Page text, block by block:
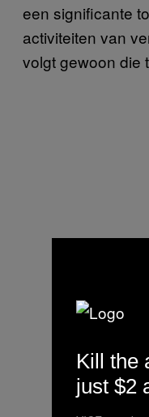
een significante
activiteiten van
volgt gewoon die
Kill the
just $2